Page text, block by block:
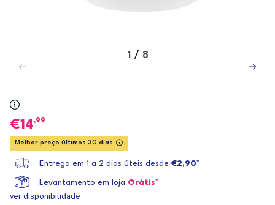
1 / 8
14,99
Melhor preço últimos 30 dias
Entrega em 1 a 2 dias úteis desde €2,90*
Levantamento em loja Grátis*
ver disponibilidade